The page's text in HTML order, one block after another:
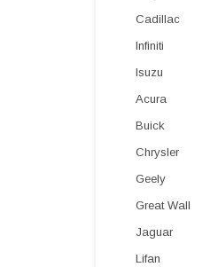
Cadillac
Infiniti
Isuzu
Acura
Buick
Chrysler
Geely
Great Wall
Jaguar
Lifan